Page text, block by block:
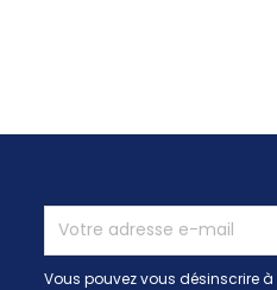
Vous pouvez vous désinscrire